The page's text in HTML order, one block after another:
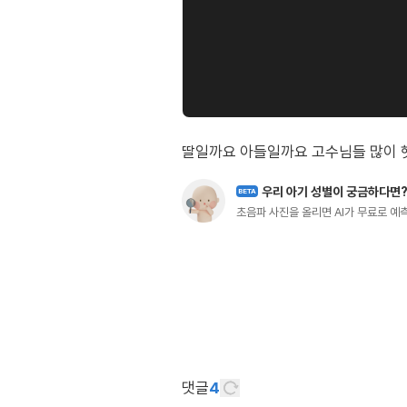
딸일까요 아들일까요 고수님들 많이
BETA 우리 아기 성별이 궁금하다면?
초음파 사진을 올리면 AI가 무료로 예
댓글4